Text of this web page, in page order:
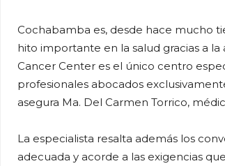
Cochabamba es, desde hace mucho
hito importante en la salud gracias a
Cancer Center es el único centro
profesionales abocados
asegura Ma. Del Carmen Torrico,
La especialista resalta además los
adecuada y acorde a las exigencias